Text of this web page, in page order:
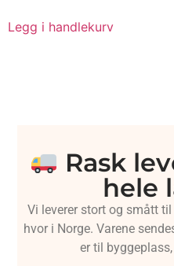
Legg i handlekurv
Rask
hele
Vi leverer stort og smått
hvor i Norge. Varene
er til